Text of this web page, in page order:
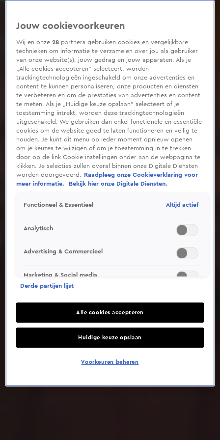
0
seconds
Deze video is niet beschikbaar op je huidige locatie
Jouw cookievoorkeuren
Wij en onze28 partners gebruiken cookies en vergelijkbare
technieken om informatie te verzamelen over jou als gebruiker
van onze website(s), jouw gedrag en jouw apparaten. Als je
„Alle cookies accepteren” selecteert, worden
trackingtechnologieën ingeschakeld om onze advertenties en
content te kunnen personaliseren, onze producten en diensten
te verbeteren en om de prestaties van advertenties en content
te meten. Als je „Huidige keuze opslaan” selecteert of je
toestemming intrekt, worden deze trackingtechnologieën
uitgeschakeld. We gebruiken dan enkel functionele en essentiële
cookies om de website goed te laten functioneren en veilig te
houden. Je kunt dit menu op ieder moment opnieuw openen
om je keuzes te wijzigen of om je toestemming in te trekken
door op de link Cookie-instellingen onder aan de webpagina te
klikken. Je selecties zullen overal binnen onze Digitale Diensten
worden doorgevoerd.
Raadpleeg onze Cookieverklaring voor
meer informatie.
Bekijk hier onze Digitale Diensten.
Functioneel & Essentieel Altijd actief
Analytisch
Advertising & Commercieel
Marketing & Social media
Derde partijen lijst
Alle cookies accepteren
Huidige keuze opslaan
Voorkeuren beheren